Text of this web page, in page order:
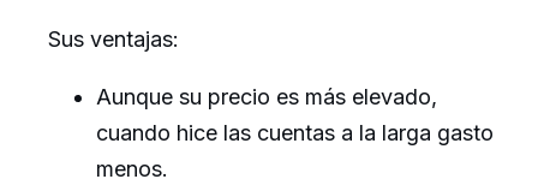
Sus ventajas:
Aunque su precio es más elevado,
cuando hice las cuentas a la larga gasto
menos.